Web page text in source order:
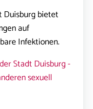
Duisburg bietet
auf
Infektionen.
Stadt Duisburg -
sexuell